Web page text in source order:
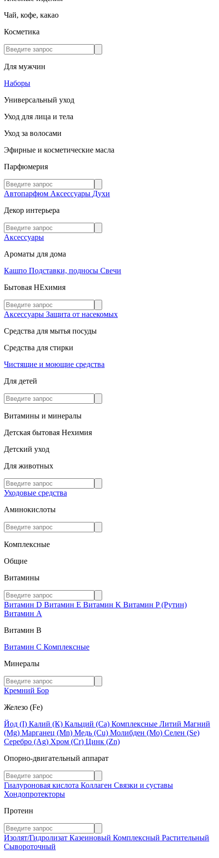
Чай, кофе, какао
Косметика
Для мужчин
Наборы
Универсальный уход
Уход для лица и тела
Уход за волосами
Эфирные и косметические масла
Парфюмерия
Автопарфюм Аксессуары Духи
Декор интерьера
Аксессуары
Ароматы для дома
Кашпо Подставки, подносы Свечи
Бытовая НЕхимия
Аксессуары Защита от насекомых
Средства для мытья посуды
Средства для стирки
Чистящие и моющие средства
Для детей
Витамины и минералы
Детская бытовая Нехимия
Детский уход
Для животных
Уходовые средства
Аминокислоты
Комплексные
Общие
Витамины
Витамин D Витамин E Витамин K Витамин P (Рутин)
Витамин А
Витамин В
Витамин C Комплексные
Минералы
Кремний Бор
Железо (Fe)
Йод (I) Калий (К) Кальций (Са) Комплексные Литий Магний
(Mg) Марганец (Mn) Медь (Сu) Молибден (Мо) Селен (Se)
Серебро (Ag) Хром (Cr) Цинк (Zn)
Опорно-двигательный аппарат
Гиалуроновая кислота Коллаген Связки и суставы
Хондопротекторы
Протеин
Изолят/Гидролизат Казеиновый Комплексный Растительный
Сывороточный